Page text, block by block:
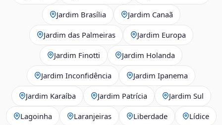
Jardim Brasília Jardim Canaã
Jardim das Palmeiras Jardim Europa
Jardim Finotti Jardim Holanda
Jardim Inconfidência Jardim Ipanema
Jardim Karaíba Jardim Patrícia Jardim Sul
Lagoinha Laranjeiras Liberdade Lídice